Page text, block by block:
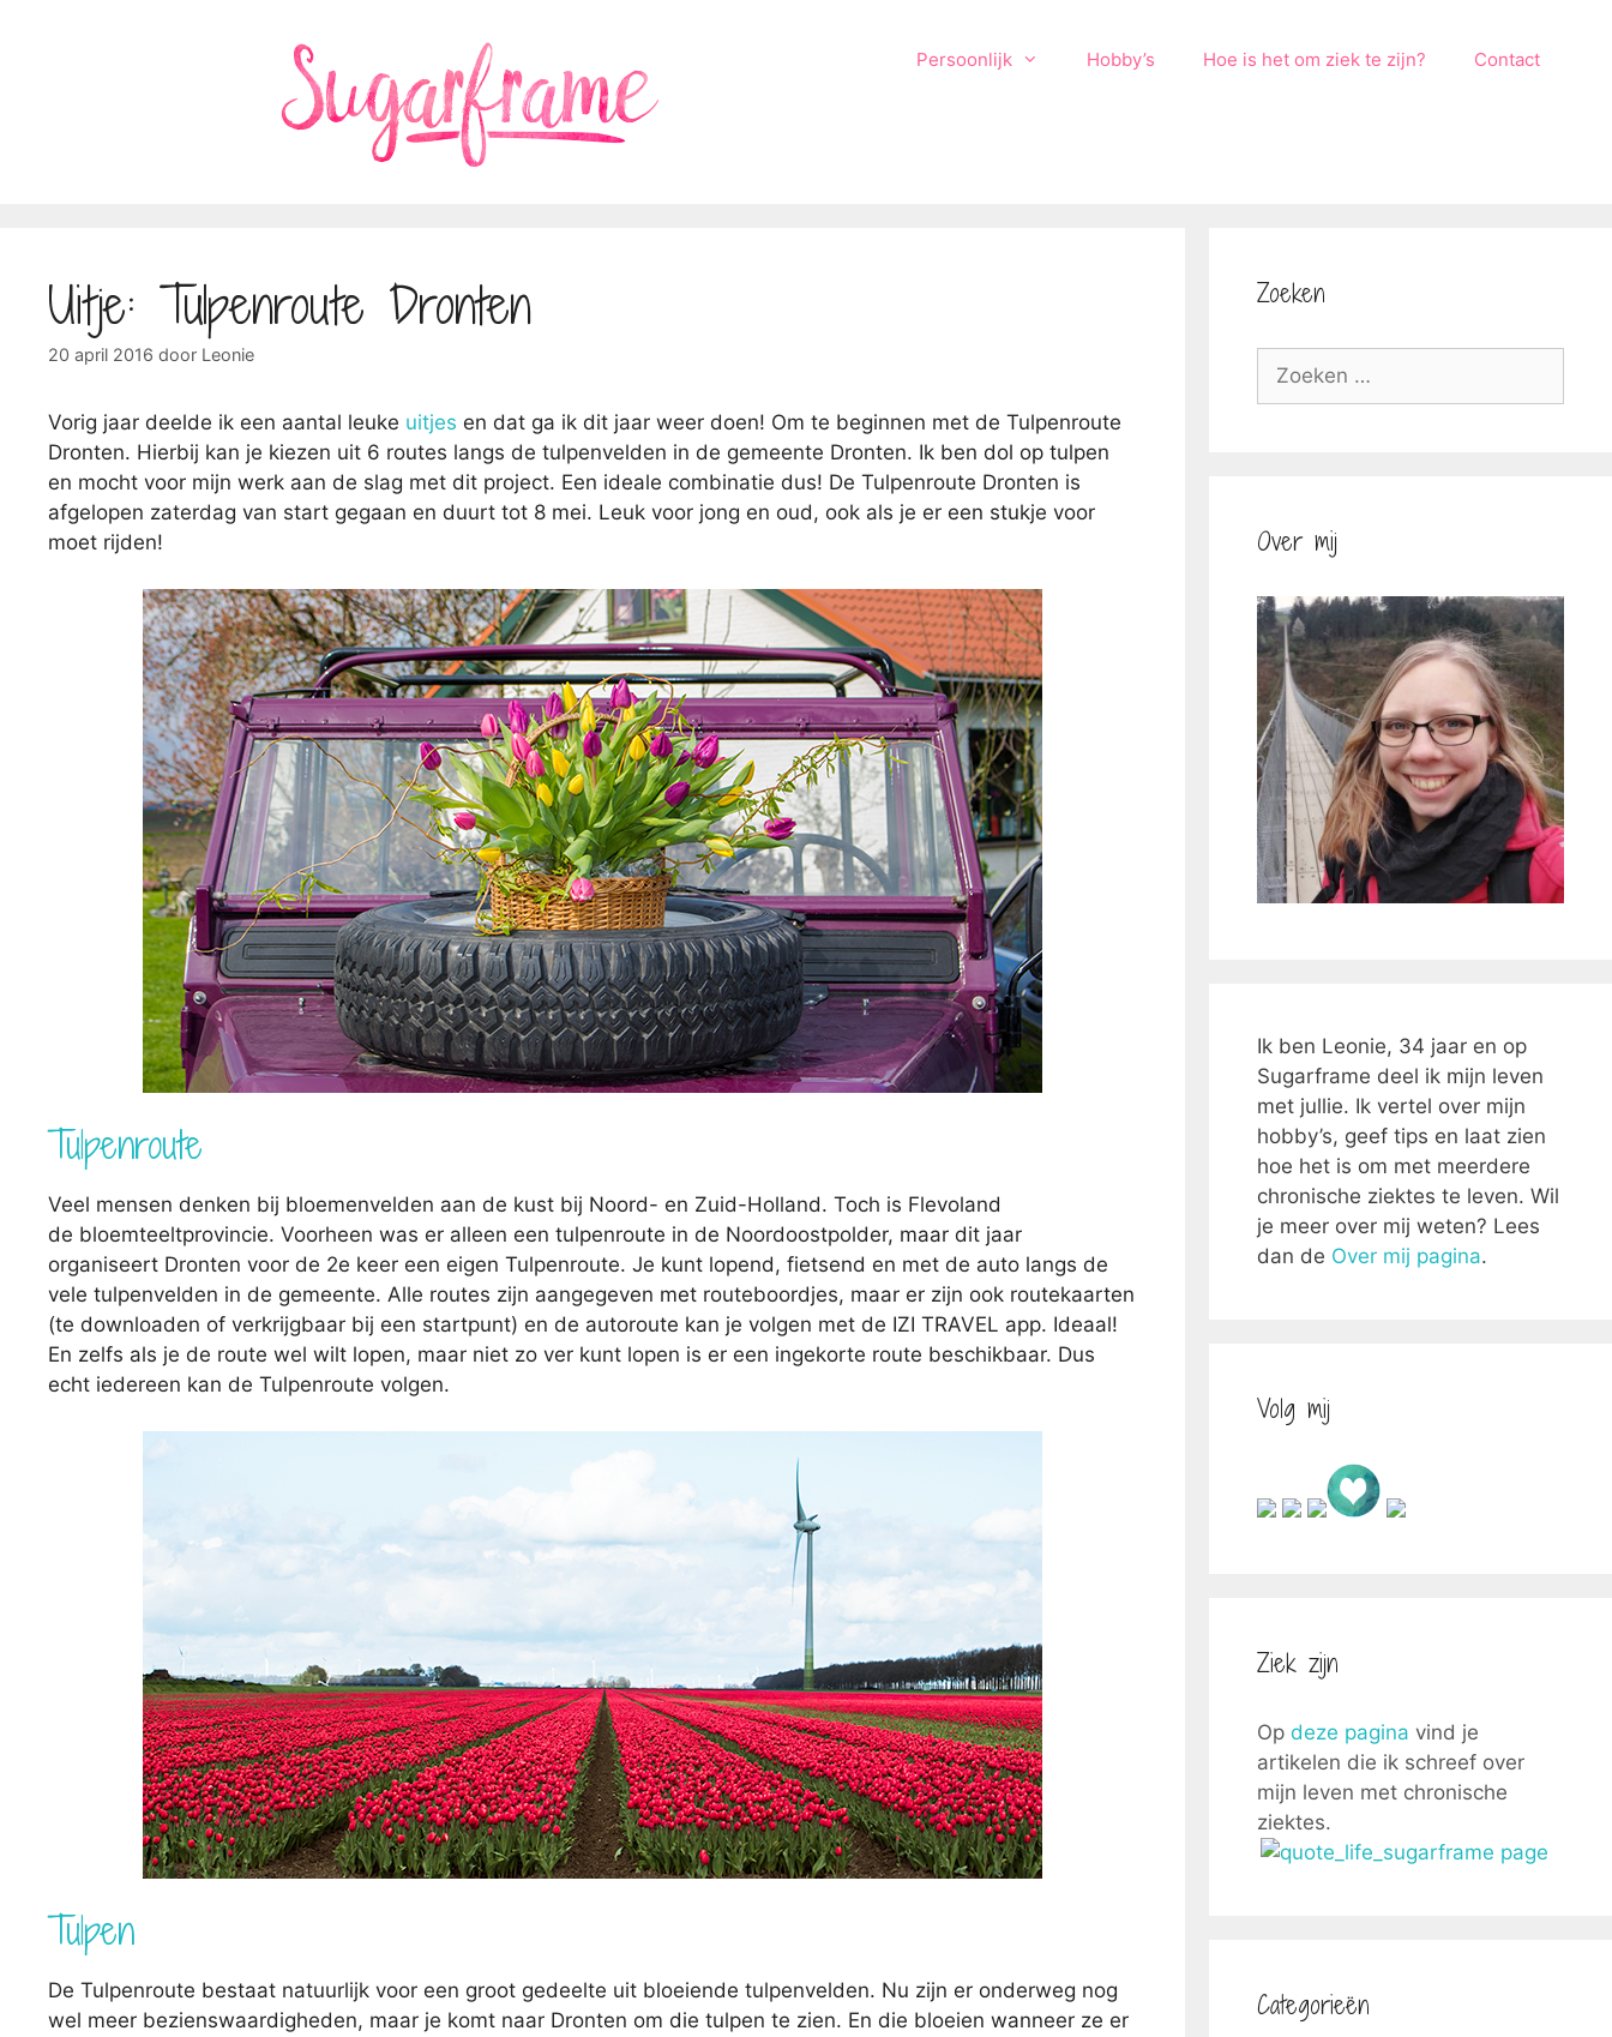
Persoonlijk Hobby’s Hoe is het om ziek te zijn? Contact
Uitje: Tulpenroute Dronten
20 april 2016 door Leonie
Vorig jaar deelde ik een aantal leuke uitjes en dat ga ik dit jaar weer doen! Om te beginnen met de Tulpenroute
Dronten. Hierbij kan je kiezen uit 6 routes langs de tulpenvelden in de gemeente Dronten. Ik ben dol op tulpen
en mocht voor mijn werk aan de slag met dit project. Een ideale combinatie dus! De Tulpenroute Dronten is
afgelopen zaterdag van start gegaan en duurt tot 8 mei. Leuk voor jong en oud, ook als je er een stukje voor
moet rijden!
Tulpenroute
Veel mensen denken bij bloemenvelden aan de kust bij Noord- en Zuid-Holland. Toch is Flevoland
de bloemteeltprovincie. Voorheen was er alleen een tulpenroute in de Noordoostpolder, maar dit jaar
organiseert Dronten voor de 2e keer een eigen Tulpenroute. Je kunt lopend, fietsend en met de auto langs de
vele tulpenvelden in de gemeente. Alle routes zijn aangegeven met routeboordjes, maar er zijn ook routekaarten
(te downloaden of verkrijgbaar bij een startpunt) en de autoroute kan je volgen met de IZI TRAVEL app. Ideaal!
En zelfs als je de route wel wilt lopen, maar niet zo ver kunt lopen is er een ingekorte route beschikbaar. Dus
echt iedereen kan de Tulpenroute volgen.
Tulpen
De Tulpenroute bestaat natuurlijk voor een groot gedeelte uit bloeiende tulpenvelden. Nu zijn er onderweg nog
wel meer bezienswaardigheden, maar je komt naar Dronten om die tulpen te zien. En die bloeien wanneer ze er
Zoeken
Zoek
Over mij
Ik ben Leonie, 34 jaar en op
Sugarframe deel ik mijn leven
met jullie. Ik vertel over mijn
hobby’s, geef tips en laat zien
hoe het is om met meerdere
chronische ziektes te leven. Wil
je meer over mij weten? Lees
dan de Over mij pagina.
Volg mij
Ziek zijn
Op deze pagina vind je
artikelen die ik schreef over
mijn leven met chronische
ziektes.
Categorieën